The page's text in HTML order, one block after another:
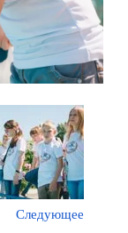
Следующее